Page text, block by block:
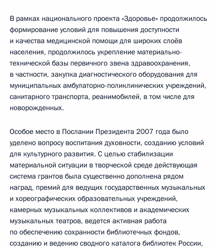
В рамках национального проекта «Здоровье» продолжилось
формирование условий для повышения доступности
и качества медицинской помощи для широких слоёв
населения, продолжилось укрепление материально-
технической базы первичного звена здравоохранения,
в частности, закупка диагностического оборудования для
муниципальных амбулаторно-поликлинических учреждений,
санитарного транспорта, реанимобилей, в том числе для
новорожденных.
Особое место в Послании Президента 2007 года было
уделено вопросу воспитания духовности, созданию условий
для культурного развития. С целью стабилизации
материальной ситуации в творческой среде действующая
система грантов была существенно дополнена рядом
наград, премий для ведущих государственных музыкальных
и хореографических образовательных учреждений,
камерных музыкальных коллективов и академических
музыкальных театров, ведется активная работа
по обеспечению сохранности библиотечных фондов,
созданию и ведению сводного каталога библиотек России,